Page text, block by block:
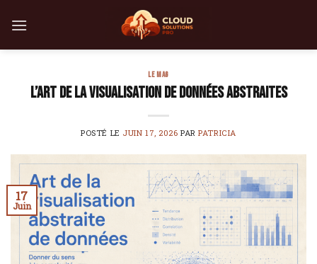
LE MAG
L’art de la visualisation de données abstraites
POSTÉ LE JUIN 17, 2026 PARPATRICIA
17
Juin